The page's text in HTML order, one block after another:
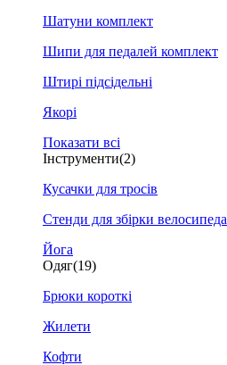
Шатуни комплект
Шипи для педалей комплект
Штирі підсідельні
Якорі
Показати всі
Інструменти(2)
Кусачки для тросів
Стенди для збірки велосипеда
Йога
Одяг(19)
Брюки короткі
Жилети
Кофти